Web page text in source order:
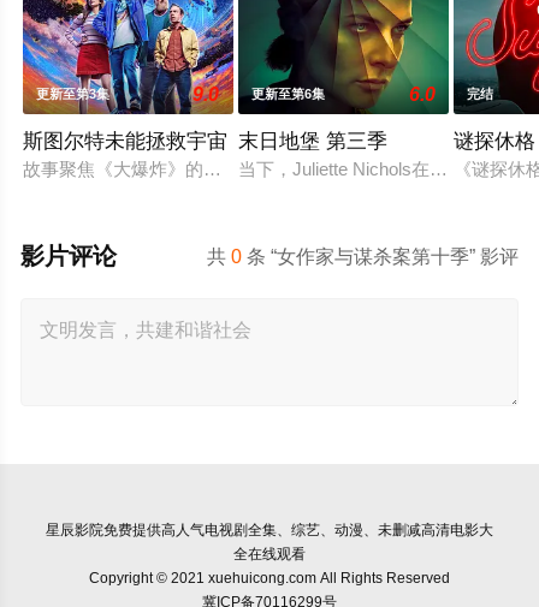
更新至第3集 9.0
斯图尔特未能拯救宇宙
故事聚焦《大爆炸》的漫画书老板斯图尔特·布鲁姆，他弄坏了
更新至第6集 6.0
末日地堡 第三季
当下，Juliette Nichols在被迫接受“净
完结
谜探休
《谜探休
共0 条 “女作家与谋杀案第十季” 影评
影片评论
星辰影院免费提供高人气电视剧全集、综艺、动漫、未删减高清电影大
全在线观看
Copyright © 2021 xuehuicong.com All Rights Reserved
冀ICP备70116299号